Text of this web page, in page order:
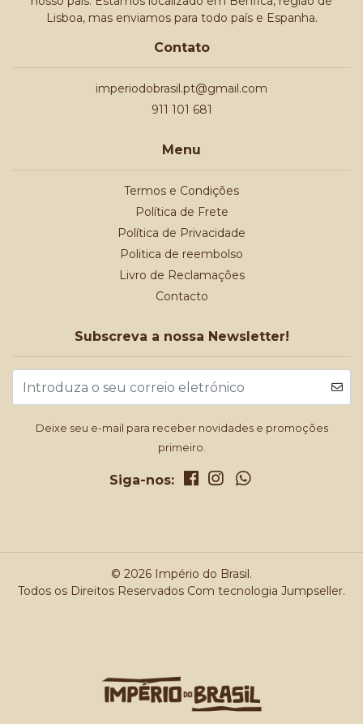
Lisboa, mas enviamos para todo país e Espanha.
Contato
imperiodobrasil.pt@gmail.com
911 101 681
Menu
Termos e Condições
Política de Frete
Política de Privacidade
Politica de reembolso
Livro de Reclamações
Contacto
Subscreva a nossa Newsletter!
Deixe seu e-mail para receber novidades e promoções
primeiro.
Siga-nos:
© 2026 Império do Brasil.
Todos os Direitos Reservados Com tecnologia Jumpseller.